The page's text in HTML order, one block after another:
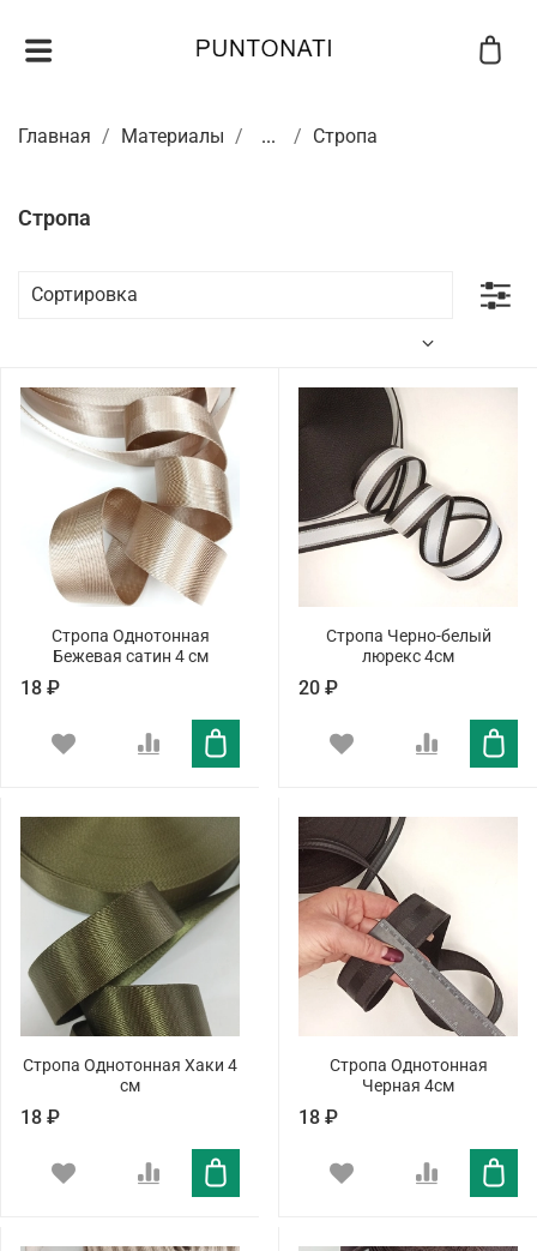
Главная Материалы ... Стропа
Стропа
Стропа Однотонная
Бежевая сатин 4 см
18 ₽
Стропа Черно-белый
люрекс 4см
20 ₽
Стропа Однотонная Хаки 4
см
18 ₽
Стропа Однотонная
Черная 4см
18 ₽